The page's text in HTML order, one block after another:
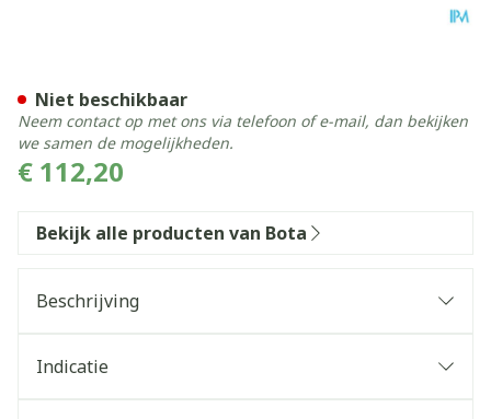
€ 112,20
Niet beschikbaar
Neem contact op met ons via telefoon of e-mail, dan bekijken
we samen de mogelijkheden.
Bekijk alle producten van Bota
Beschrijving
Indicatie